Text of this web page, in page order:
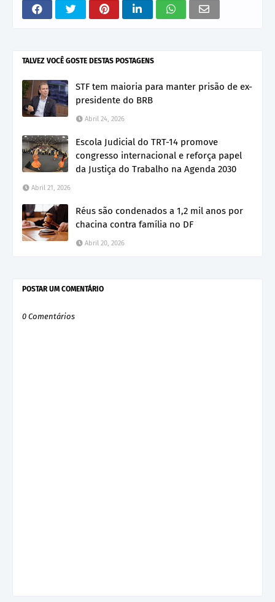
TALVEZ VOCÊ GOSTE DESTAS POSTAGENS
STF tem maioria para manter prisão de ex-
presidente do BRB
Abril 24, 2026
Escola Judicial do TRT-14 promove
congresso internacional e reforça papel
da Justiça do Trabalho na Agenda 2030
Abril 21, 2026
Réus são condenados a 1,2 mil anos por
chacina contra família no DF
Abril 20, 2026
POSTAR UM COMENTÁRIO
0 Comentários